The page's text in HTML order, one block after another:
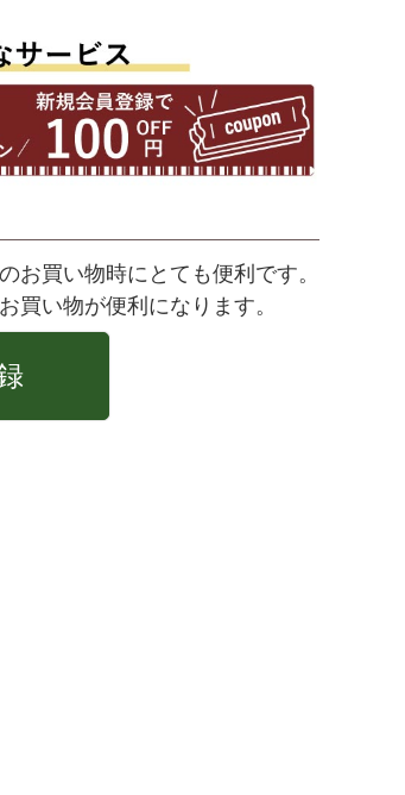
お買い物時にとても便利です。
買い物が便利になります。